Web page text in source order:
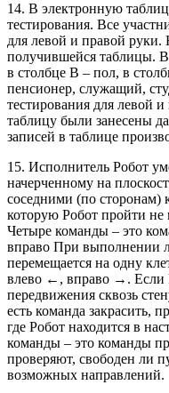
14. В электронную
тестирования. Все
для левой и правой
получившейся таблицы. В
в столбце B – пол, в
пенсионер, служащий,
тестирования для левой
таблицу были занесены
записей в таблице
15. Исполнитель Робот
начерченному на
соседними (по сторонам)
которую Робот пройти не
Четыре команды – это
вправо При выполнении
перемещается на одну
влево ←, вправо →. Если
передвижения сквозь
есть команда закрасить,
где Робот находится в
команды – это команды
проверяют, свободен ли
возможных направлений.